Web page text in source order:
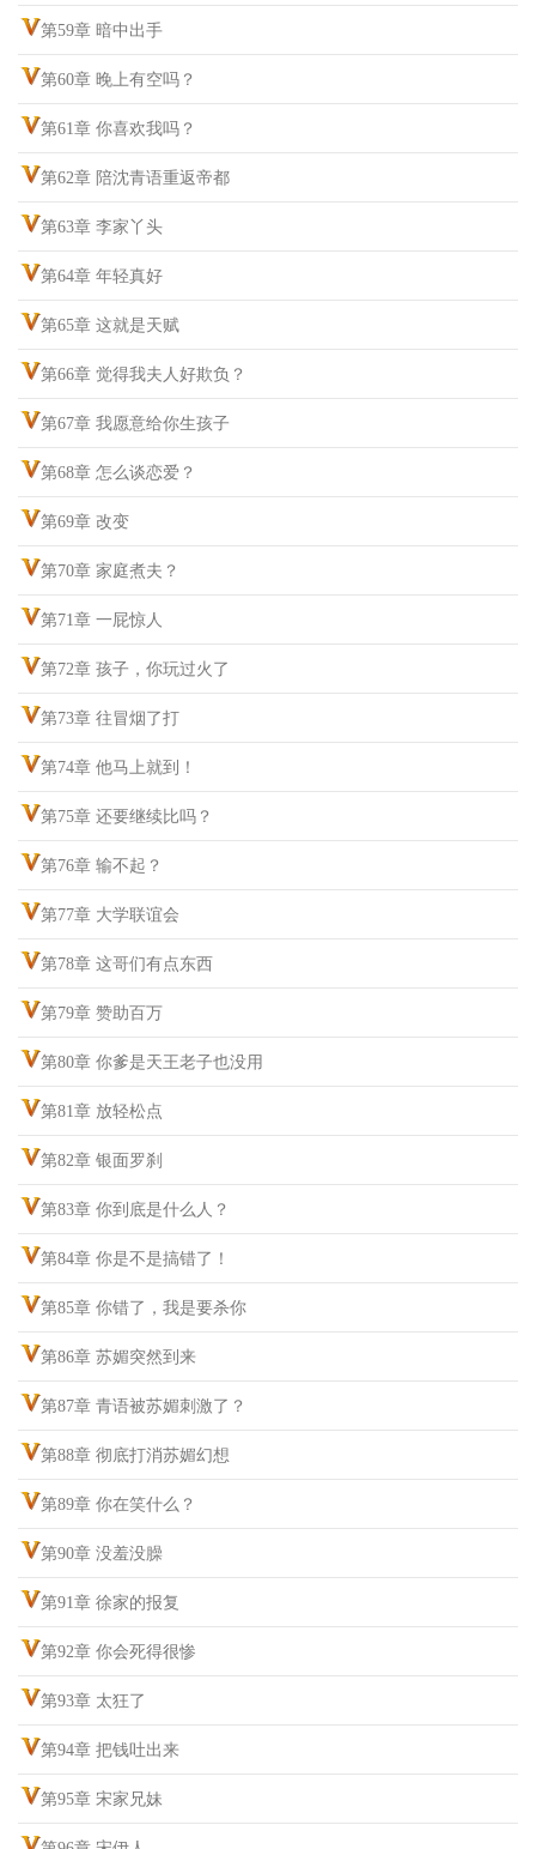
第59章 暗中出手
第60章 晚上有空吗？
第61章 你喜欢我吗？
第62章 陪沈青语重返帝都
第63章 李家丫头
第64章 年轻真好
第65章 这就是天赋
第66章 觉得我夫人好欺负？
第67章 我愿意给你生孩子
第68章 怎么谈恋爱？
第69章 改变
第70章 家庭煮夫？
第71章 一屁惊人
第72章 孩子，你玩过火了
第73章 往冒烟了打
第74章 他马上就到！
第75章 还要继续比吗？
第76章 输不起？
第77章 大学联谊会
第78章 这哥们有点东西
第79章 赞助百万
第80章 你爹是天王老子也没用
第81章 放轻松点
第82章 银面罗刹
第83章 你到底是什么人？
第84章 你是不是搞错了！
第85章 你错了，我是要杀你
第86章 苏媚突然到来
第87章 青语被苏媚刺激了？
第88章 彻底打消苏媚幻想
第89章 你在笑什么？
第90章 没羞没臊
第91章 徐家的报复
第92章 你会死得很惨
第93章 太狂了
第94章 把钱吐出来
第95章 宋家兄妹